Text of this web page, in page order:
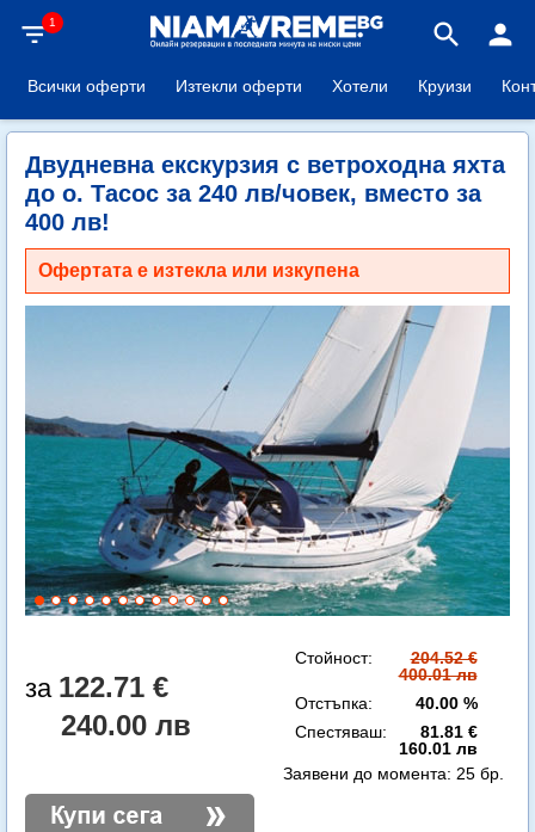
filter_list1 search person
Всички оферти Изтекли оферти Хотели Круизи
Двудневна екскурзия с ветроходна яхта
до о. Тасос за 240 лв/човек, вместо за
400 лв!
Офертата е изтекла или изкупена
122.71 €
240.00 лв
Стойност:
204.52 €
400.01 лв
Отстъпка:
40.00 %
Спестяваш:
81.81 €
160.01 лв
Заявени до момента: 25 бр.